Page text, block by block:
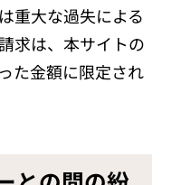
重大な過失による
求は、本サイトの
た金額に限定され